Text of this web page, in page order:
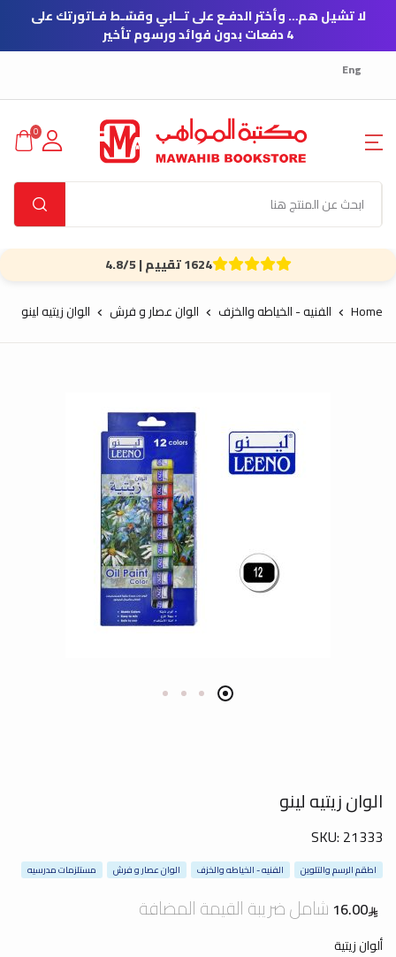
لا تشيل هم… وأختر الدفـع على تــابي وقسّـط فـاتورتك على
4 دفعات بدون فوائد ورسوم تأخير
Eng
0
1624 تقييم | 4.8/5
Home الفنيه - الخياطه والخزف الوان عصار و فرش الوان زيتيه لينو
الوان زيتيه لينو
SKU: 21333
اطقم الرسم والتلوين الفنيه - الخياطه والخزف الوان عصار و فرش مستلزمات مدرسيه
16.00 شامل ضريبة القيمة المضافة
ألوان زيتية